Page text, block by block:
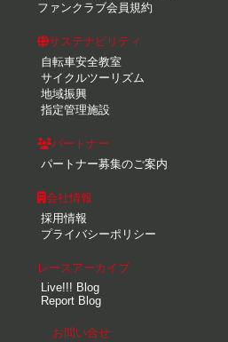
ファンクラブ会員規約
サステナビリティ
自転車安全教室
サイクルツーリズム
地域振興
指定管理施設
パートナー
パートナー募集のご案内
会社情報
採用情報
プライバシーポリシー
レースアーカイブ
Live!!! Blog
Report Blog
お問い合せ